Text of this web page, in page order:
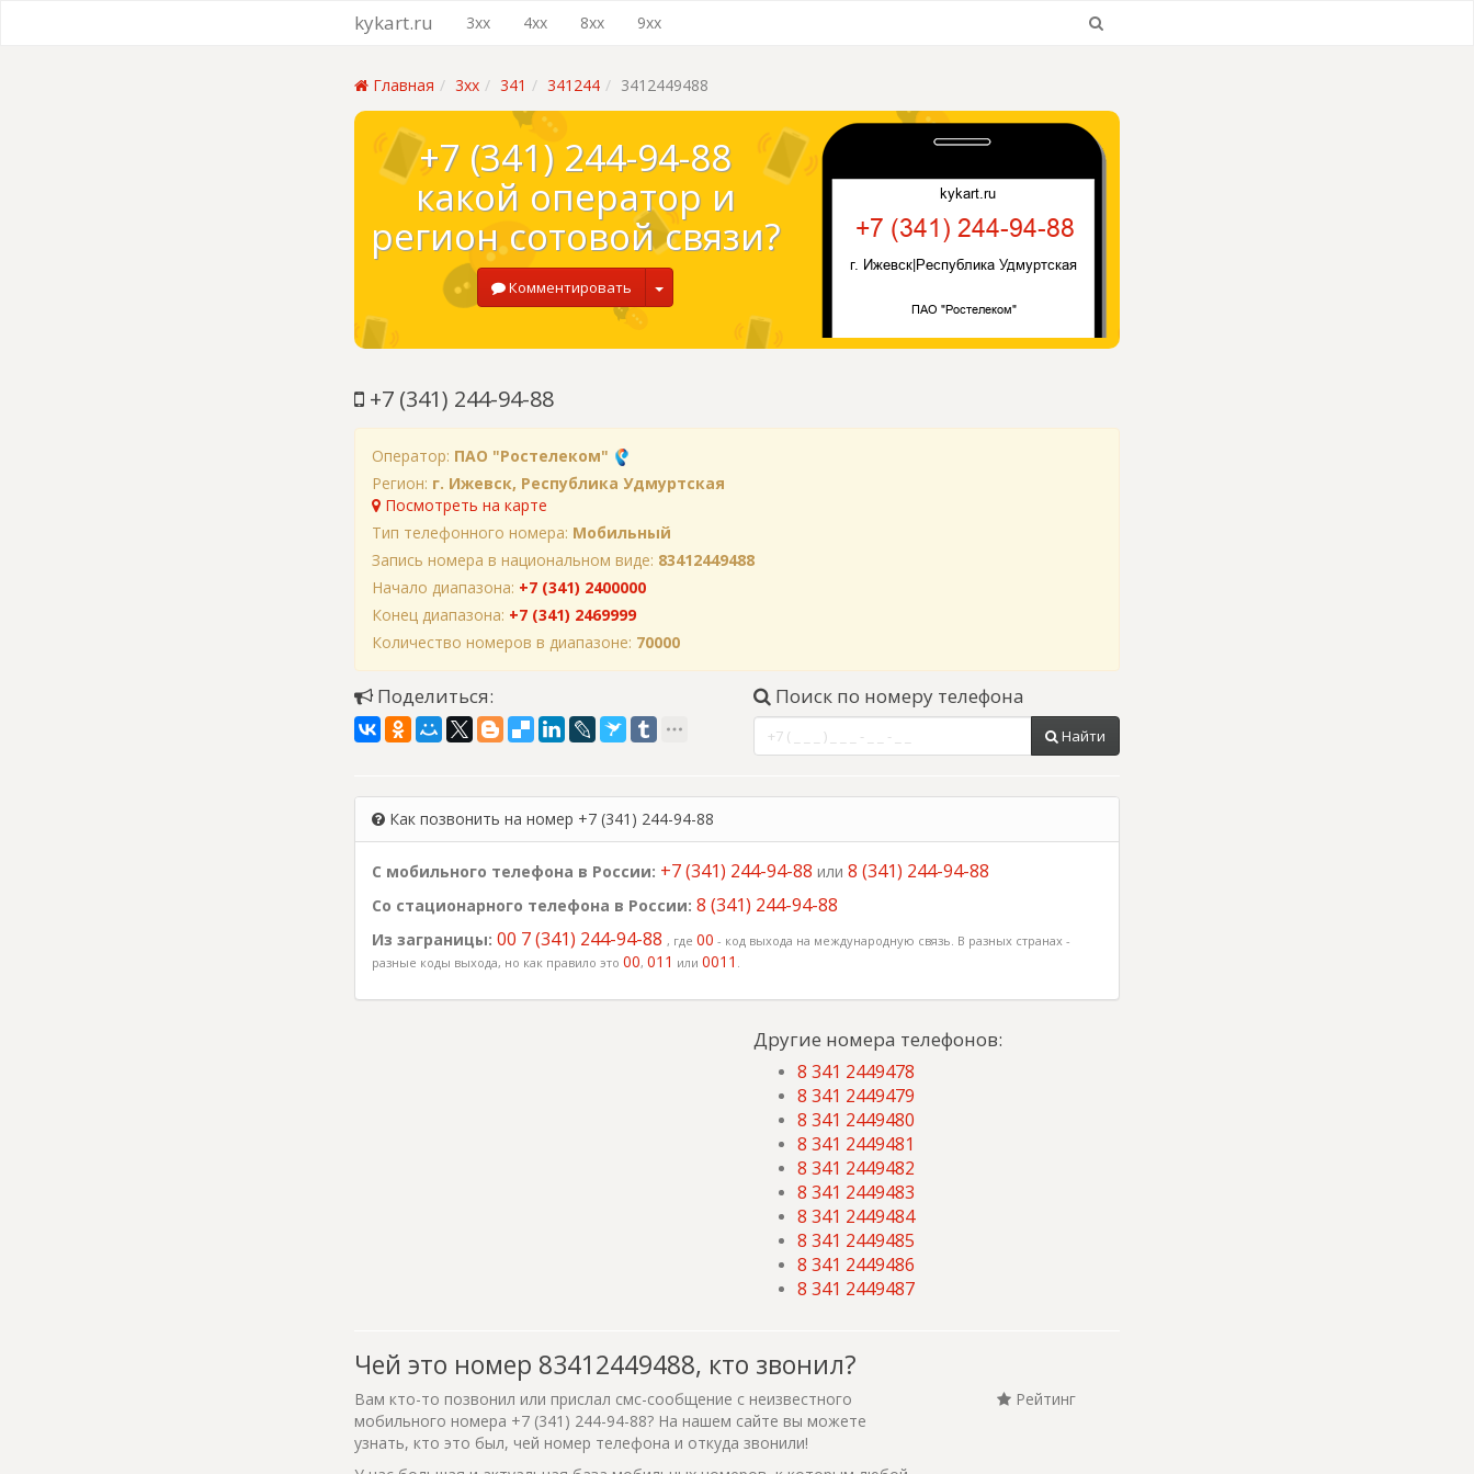
kykart.ru 3xx 4xx 8xx 9xx
Главная 3xx 341 341244 3412449488
+7 (341) 244-94-88
какой оператор и
регион сотовой связи?
Комментировать
+7 (341) 244-94-88
Оператор: ПАО "Ростелеком"
Регион: г. Ижевск, Республика Удмуртская
Посмотреть на карте
Тип телефонного номера: Мобильный
Запись номера в национальном виде: 83412449488
Начало диапазона: +7 (341) 2400000
Конец диапазона: +7 (341) 2469999
Количество номеров в диапазоне: 70000
Поделиться: Поиск по номеру телефона
Найти
Как позвонить на номер +7 (341) 244-94-88
С мобильного телефона в России: +7 (341) 244-94-88 или 8 (341) 244-94-88
Со стационарного телефона в России: 8 (341) 244-94-88
Из заграницы: 00 7 (341) 244-94-88 , где 00 - код выхода на международную связь. В разных странах -
разные коды выхода, но как правило это 00, 011 или 0011 .
Другие номера телефонов:
8 341 2449478
8 341 2449479
8 341 2449480
8 341 2449481
8 341 2449482
8 341 2449483
8 341 2449484
8 341 2449485
8 341 2449486
8 341 2449487
Чей это номер 83412449488, кто звонил?
Вам кто-то позвонил или прислал смс-сообщение с неизвестного
мобильного номера +7 (341) 244-94-88? На нашем сайте вы можете
узнать, кто это был, чей номер телефона и откуда звонили!
Рейтинг